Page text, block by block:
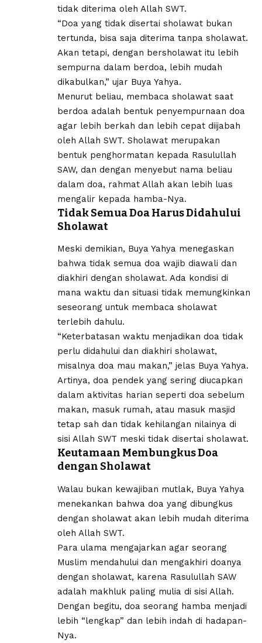
tidak diterima oleh Allah SWT.
“Doa yang tidak disertai sholawat bukan
tertunda, bisa saja diterima tanpa sholawat.
Akan tetapi, dengan bersholawat itu lebih
sempurna dalam berdoa, lebih mudah
dikabulkan,” ujar Buya Yahya.
Menurut beliau, membaca sholawat saat
berdoa adalah bentuk penyempurnaan doa
agar lebih berkah dan lebih cepat diijabah
oleh Allah SWT. Sholawat merupakan
bentuk penghormatan kepada Rasulullah
SAW, dan dengan menyebut nama beliau
dalam doa, rahmat Allah akan lebih luas
mengalir kepada hamba-Nya.
Tidak Semua Doa Harus Didahului
Sholawat
Meski demikian, Buya Yahya menegaskan
bahwa tidak semua doa wajib diawali dan
diakhiri dengan sholawat. Ada kondisi di
mana waktu dan situasi tidak memungkinkan
seseorang untuk membaca sholawat
terlebih dahulu.
“Keterbatasan waktu menjadikan doa tidak
perlu didahului dan diakhiri sholawat,
misalnya doa mau makan,” jelas Buya Yahya.
Artinya, doa pendek yang sering diucapkan
dalam aktivitas harian seperti doa sebelum
makan, masuk rumah, atau masuk masjid
tetap sah dan tidak kehilangan nilainya di
sisi Allah SWT meski tidak disertai sholawat.
Keutamaan Membungkus Doa
dengan Sholawat
Walau bukan kewajiban mutlak, Buya Yahya
menekankan bahwa doa yang dibungkus
dengan sholawat akan lebih mudah diterima
oleh Allah SWT.
Para ulama mengajarkan agar seorang
Muslim mendahului dan mengakhiri doanya
dengan sholawat, karena Rasulullah SAW
adalah makhluk paling mulia di sisi Allah.
Dengan begitu, doa seorang hamba menjadi
lebih “lengkap” dan lebih indah di hadapan-
Nya.